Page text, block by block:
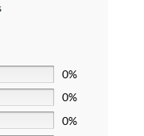
0%
0%
0%